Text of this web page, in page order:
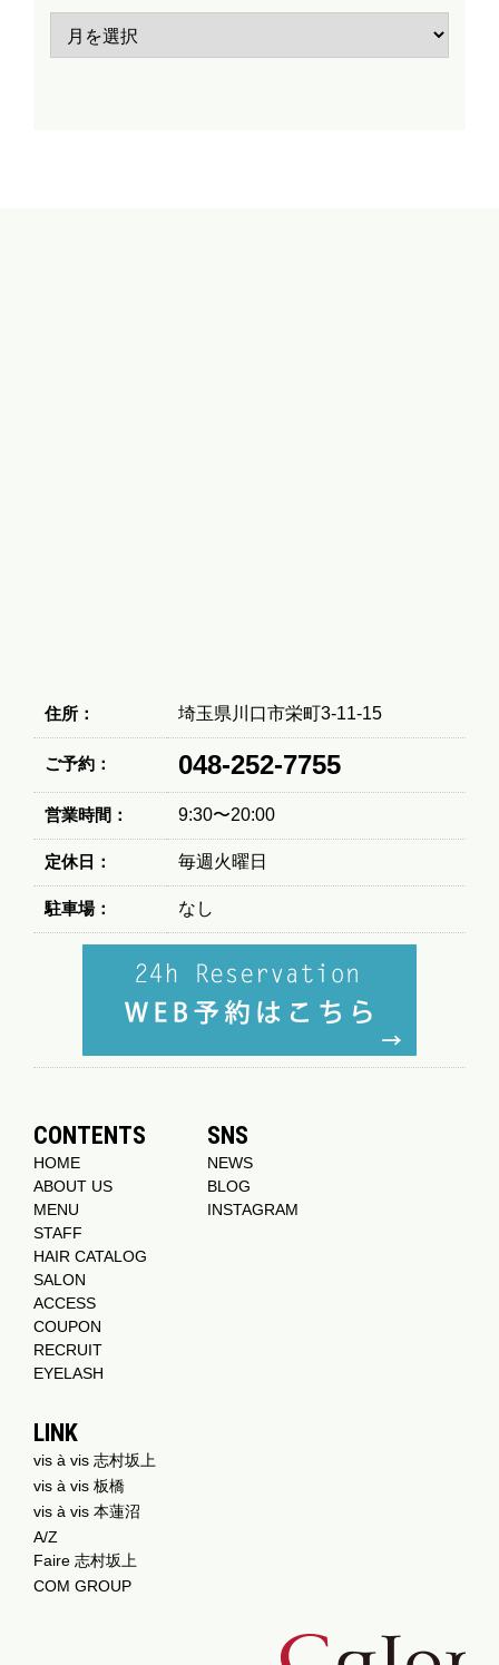
住所： 埼玉県川口市栄町3-11-15
ご予約： 048-252-7755
営業時間： 9:30〜20:00
定休日： 毎週火曜日
駐車場： なし
CONTENTS
HOME
ABOUT US
MENU
STAFF
HAIR CATALOG
SALON
ACCESS
COUPON
RECRUIT
EYELASH
SNS
NEWS
BLOG
INSTAGRAM
LINK
vis à vis 志村坂上
vis à vis 板橋
vis à vis 本蓮沼
A/Z
Faire 志村坂上
COM GROUP